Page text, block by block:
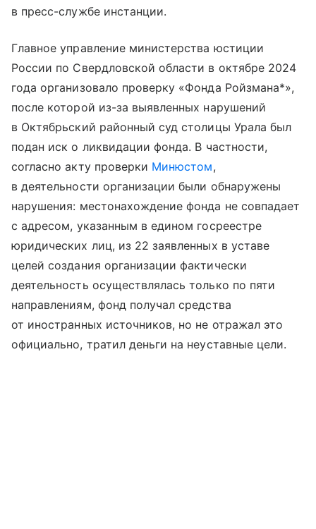
в пресс-службе инстанции.
Главное управление министерства юстиции
России по Свердловской области в октябре 2024
года организовало проверку «Фонда Ройзмана*»,
после которой из-за выявленных нарушений
в Октябрьский районный суд столицы Урала был
подан иск о ликвидации фонда. В частности,
согласно акту проверки Минюстом,
в деятельности организации были обнаружены
нарушения: местонахождение фонда не совпадает
с адресом, указанным в едином госреестре
юридических лиц, из 22 заявленных в уставе
целей создания организации фактически
деятельность осуществлялась только по пяти
направлениям, фонд получал средства
от иностранных источников, но не отражал это
официально, тратил деньги на неуставные цели.